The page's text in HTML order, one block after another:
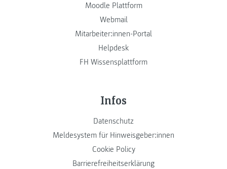
Moodle Plattform
Webmail
Mitarbeiter:innen-Portal
Helpdesk
FH Wissensplattform
Infos
Datenschutz
Meldesystem für Hinweisgeber:innen
Cookie Policy
Barrierefreiheitserklärung